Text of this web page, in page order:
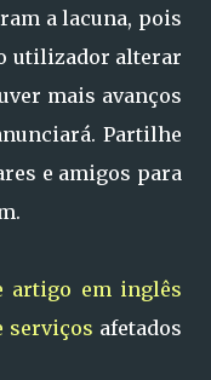
a lacuna, pois
utilizador alterar
mais avanços
Partilhe
e amigos para
artigo em inglês
serviços afetados